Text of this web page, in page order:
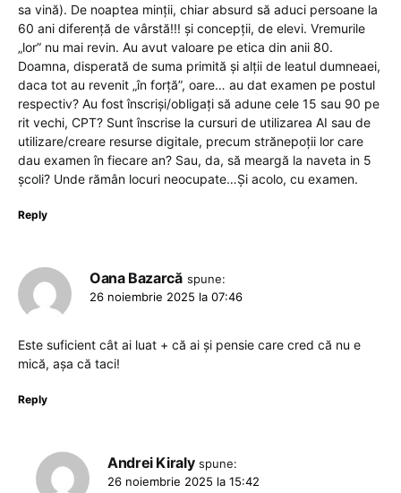
sa vină). De noaptea minții, chiar absurd să aduci persoane la
60 ani diferență de vârstă!!! și concepții, de elevi. Vremurile
„lor” nu mai revin. Au avut valoare pe etica din anii 80.
Doamna, disperată de suma primită și alții de leatul dumneaei,
daca tot au revenit „în forță”, oare… au dat examen pe postul
respectiv? Au fost înscriși/obligați să adune cele 15 sau 90 pe
rit vechi, CPT? Sunt înscrise la cursuri de utilizarea AI sau de
utilizare/creare resurse digitale, precum strănepoții lor care
dau examen în fiecare an? Sau, da, să meargă la naveta in 5
școli? Unde rămân locuri neocupate…Și acolo, cu examen.
Reply
Oana Bazarcă spune:
26 noiembrie 2025 la 07:46
Este suficient cât ai luat + că ai și pensie care cred că nu e
mică, așa că taci!
Reply
Andrei Kiraly spune:
26 noiembrie 2025 la 15:42